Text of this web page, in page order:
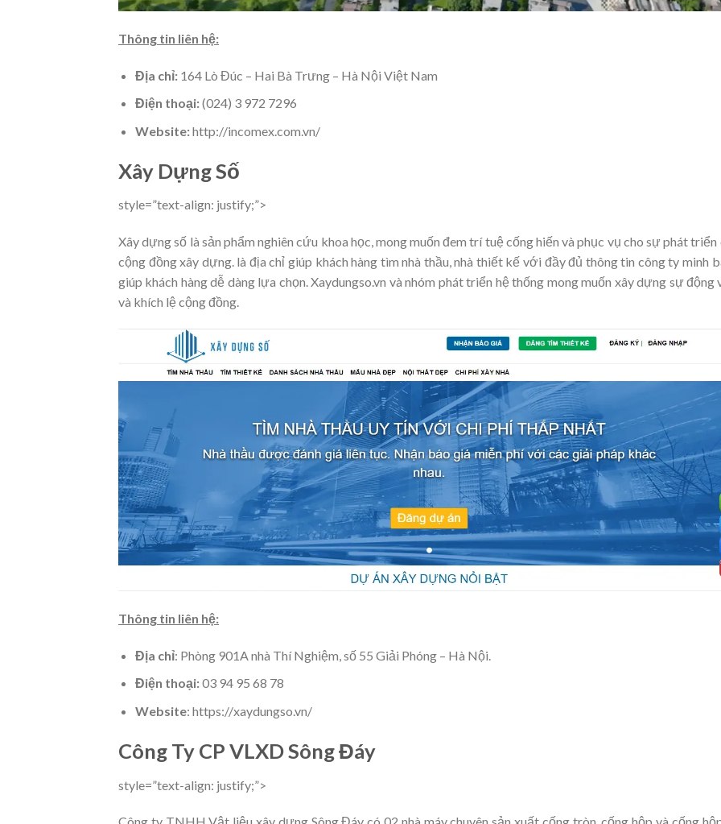
Thông tin liên hệ:
Địa chỉ: 164 Lò Đúc – Hai Bà Trưng – Hà Nội Việt Nam
Điện thoại:(024) 3 972 7296
Website:http://incomex.com.vn/
Xây Dựng Số
style=”text-align: justify;”>
Xây dựng số là sản phẩm nghiên cứu khoa học, mong muốn đem trí tuệ cống hiến và phục vụ cho sự phát triển
cộng đồng xây dựng. là địa chỉ giúp khách hàng tìm nhà thầu, nhà thiết kế với đầy đủ thông tin công ty minh
giúp khách hàng dễ dàng lựa chọn. Xaydungso.vn và nhóm phát triển hệ thống mong muốn xây dựng sự động
và khích lệ cộng đồng.
Thông tin liên hệ:
Địa chỉ: Phòng 901A nhà Thí Nghiệm, số 55 Giải Phóng – Hà Nội.
Điện thoại:03 94 95 68 78
Website: https://xaydungso.vn/
Công Ty CP VLXD Sông Đáy
style=”text-align: justify;”>